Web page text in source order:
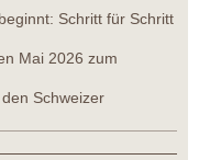
Schritt für Schritt
Mai 2026 zum
Schweizer